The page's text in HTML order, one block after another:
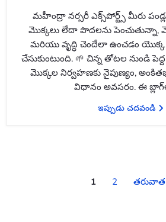
మహీంద్రా నర్సరీ ఎక్స్‌పోర్ట్స్ మీరు
మొక్కలు లేదా పొదలను పెంచుతున్నా,
మరియు వృద్ధి చెందేలా ఉంచడం యొక్క
చేసుకుంటుంది. 🌱 చిన్న తోటల నుండి
మొక్కల నిర్వహణకు నైపుణ్యం,
విధానం అవసరం. ఈ
ఇప్పుడు చదవండి
1 2 తరువాత